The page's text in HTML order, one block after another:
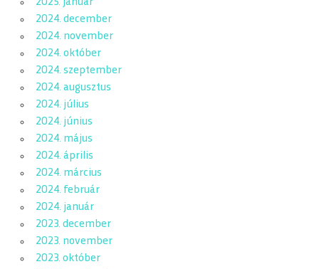
2025. január
2024. december
2024. november
2024. október
2024. szeptember
2024. augusztus
2024. július
2024. június
2024. május
2024. április
2024. március
2024. február
2024. január
2023. december
2023. november
2023. október